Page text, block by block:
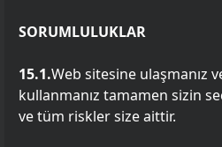
SORUMLULUKLAR
15.1.Web sitesine ulaşmanız
kullanmanız tamamen sizin
ve tüm riskler size aittir.